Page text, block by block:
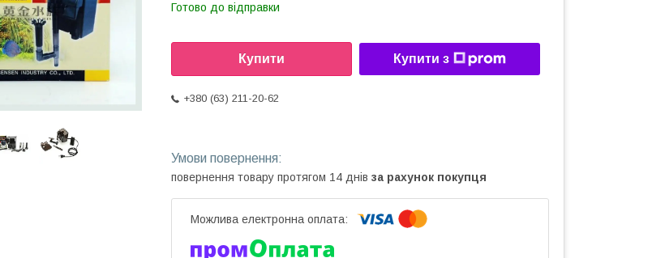
Готово до відправки
Купити Купити з
+380 (63) 211-20-62
повернення товару протягом 14 днів за рахунок покупця